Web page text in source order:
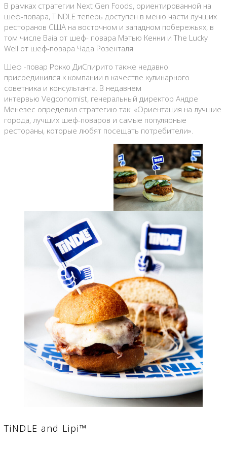
В рамках стратегии Next Gen Foods, ориентированной на
шеф-повара, TiNDLE теперь доступен в меню части лучших
ресторанов США на восточном и западном побережьях, в
том числе Baia от шеф- повара Мэтью Кенни и The Lucky
Well от шеф-повара Чада Розенталя.
Шеф -повар Рокко ДиСпирито также недавно
присоединился к компании в качестве кулинарного
советника и консультанта. В недавнем
интервью Vegconomist, генеральный директор Андре
Менезес определил стратегию так: «Ориентация на лучшие
города, лучших шеф-поваров и самые популярные
рестораны, которые любят посещать потребители».
TiNDLE and Lipi™